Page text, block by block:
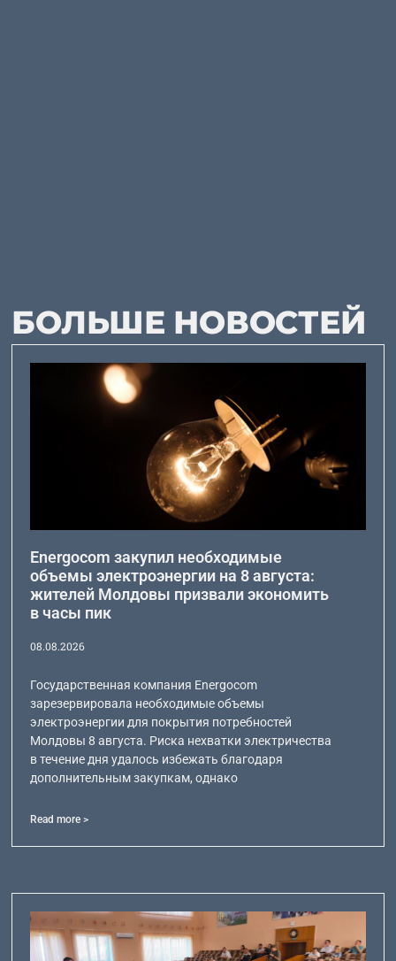
БОЛЬШЕ НОВОСТЕЙ
Energocom закупил необходимые
объемы электроэнергии на 8 августа:
жителей Молдовы призвали экономить
в часы пик
08.08.2026
Государственная компания Energocom
зарезервировала необходимые объемы
электроэнергии для покрытия потребностей
Молдовы 8 августа. Риска нехватки электричества
в течение дня удалось избежать благодаря
дополнительным закупкам, однако
Read more >